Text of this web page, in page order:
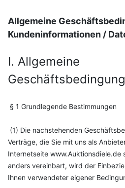
Allgemeine
Kundeninformationen /
I. Allgemeine
§ 1 Grundlegende Bestimmungen
(1) Die nachstehenden
Verträge, die Sie mit uns als
Internetseite www.Auktionsdiele.de
anders vereinbart, wird der
Ihnen verwendeter eigener